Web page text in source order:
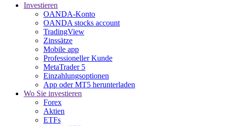
Investieren
OANDA-Konto
OANDA stocks account
TradingView
Zinssätze
Mobile app
Professioneller Kunde
MetaTrader 5
Einzahlungsoptionen
App oder MT5 herunterladen
Wo Sie investieren
Forex
Aktien
ETFs